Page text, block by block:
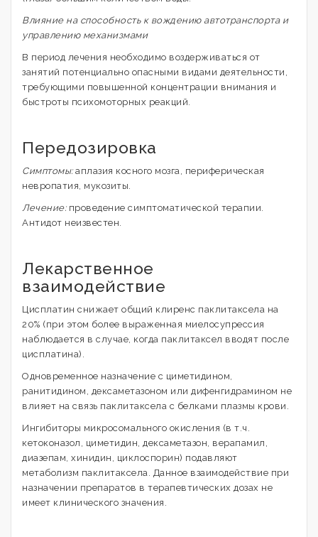
Влияние на способность к вождению автотранспорта и
управлению механизмами
В период лечения необходимо воздерживаться от
занятий потенциально опасными видами деятельности,
требующими повышенной концентрации внимания и
быстроты психомоторных реакций.
Передозировка
Симптомы:аплазия косного мозга, периферическая
невропатия, мукозиты.
Лечение:проведение симптоматической терапии.
Антидот неизвестен.
Лекарственное
взаимодействие
Цисплатин снижает общий клиренс паклитаксела на
20% (при этом более выраженная миелосупрессия
наблюдается в случае, когда паклитаксел вводят после
цисплатина).
Одновременное назначение с циметидином,
ранитидином, дексаметазоном или дифенгидрамином не
влияет на связь паклитаксела с белками плазмы крови.
Ингибиторы микросомального окисления (в т.ч.
кетоконазол, циметидин, дексаметазон, верапамил,
диазепам, хинидин, циклоспорин) подавляют
метаболизм паклитаксела. Данное взаимодействие при
назначении препаратов в терапевтических дозах не
имеет клинического значения.